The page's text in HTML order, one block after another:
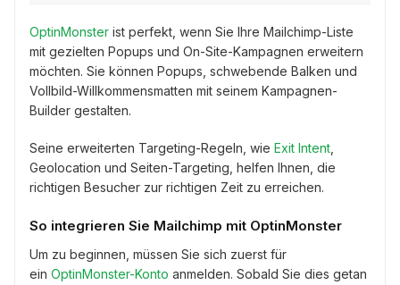
OptinMonster ist perfekt, wenn Sie Ihre Mailchimp-Liste
mit gezielten Popups und On-Site-Kampagnen erweitern
möchten. Sie können Popups, schwebende Balken und
Vollbild-Willkommensmatten mit seinem Kampagnen-
Builder gestalten.
Seine erweiterten Targeting-Regeln, wie Exit Intent
Geolocation und Seiten-Targeting, helfen Ihnen, die
richtigen Besucher zur richtigen Zeit zu erreichen.
So integrieren Sie Mailchimp mit OptinMonster
Um zu beginnen, müssen Sie sich zuerst für
ein OptinMonster-Konto anmelden. Sobald Sie dies getan